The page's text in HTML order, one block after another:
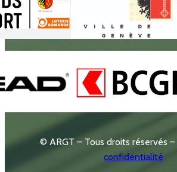
© ARGT – Tous droits réservés –
confidentialité